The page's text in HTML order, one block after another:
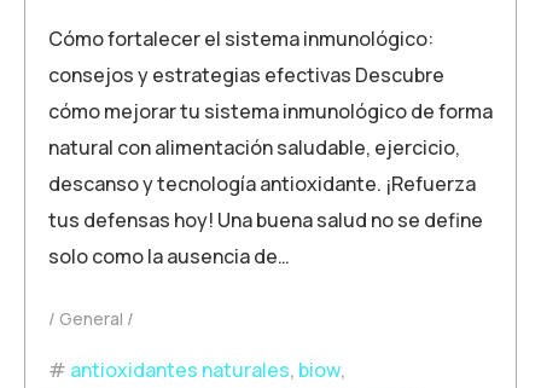
Cómo fortalecer el sistema inmunológico:
consejos y estrategias efectivas Descubre
cómo mejorar tu sistema inmunológico de forma
natural con alimentación saludable, ejercicio,
descanso y tecnología antioxidante. ¡Refuerza
tus defensas hoy! Una buena salud no se define
solo como la ausencia de…
General
antioxidantes naturales, biow,